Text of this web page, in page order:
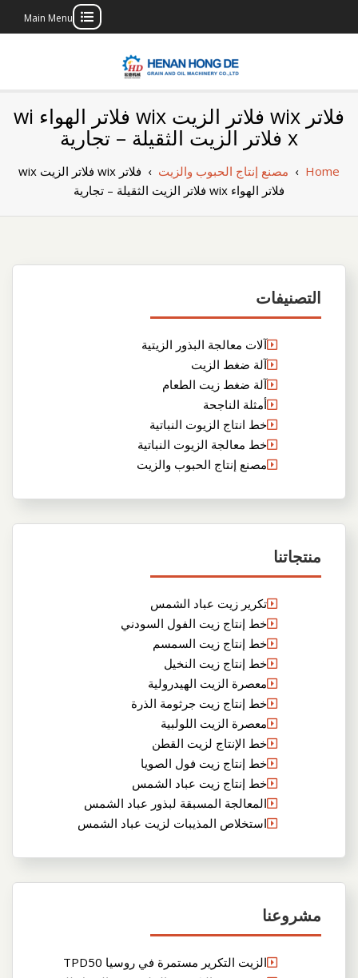
Main Menu
بناء مصنع إنتاج
الزيوت النباتية
الخاص بك
فلاتر wix فلاتر الزيت wix فلاتر الهواء wi
x فلاتر الزيت الثقيلة – تجارية
Home
› مصنع إنتاج الحبوب والزيت ›
فلاتر wix فلاتر الزيت wix
فلاتر الهواء wix فلاتر الزيت الثقيلة – تجارية
التصنيفات
آلات معالجة البذور الزيتية
آلة ضغط الزيت
آلة ضغط زيت الطعام
أمثلة الناجحة
خط انتاج الزيوت النباتية
خط معالجة الزيوت النباتية
مصنع إنتاج الحبوب والزيت
منتجاتنا
تكرير زيت عباد الشمس
خط إنتاج زيت الفول السودني
خط إنتاج زيت السمسم
خط إنتاج زيت النخيل
معصرة الزيت الهيدرولية
خط إنتاج زيت جرثومة الذرة
معصرة الزيت اللولبية
خط الإنتاج لزيت القطن
خط إنتاج زيت فول الصويا
خط إنتاج زيت عباد الشمس
المعالجة المسبقة لبذور عباد الشمس
استخلاص المذيبات لزيت عباد الشمس
مشروعنا
الزيت التكرير مستمرة في روسيا TPD50